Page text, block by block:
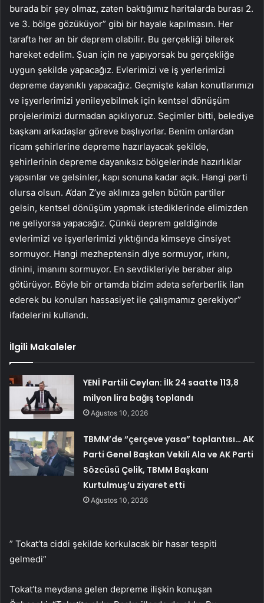
burada bir şey olmaz, zaten baktığımız haritalarda burası 2.
ve 3. bölge gözüküyor” gibi bir hayale kapılmasın. Her
tarafta her an bir deprem olabilir. Bu gerçekliği bilerek
hareket edelim. Şuan için ne yapıyorsak bu gerçekliğe
uygun şekilde yapacağız. Evlerimizi ve iş yerlerimizi
depreme dayanıklı yapacağız. Geçmişte kalan konutlarımızı
ve işyerlerimizi yenileyebilmek için kentsel dönüşüm
projelerimizi durmadan açıklıyoruz. Seçimler bitti, belediye
başkanı arkadaşlar göreve başlıyorlar. Benim onlardan
ricam şehirlerine depreme hazırlayacak şekilde,
şehirlerinin depreme dayanıksız bölgelerinde hazırlıklar
yapsınlar ve gelsinler, kapı sonuna kadar açık. Hangi parti
olursa olsun. A’dan Z’ye aklınıza gelen bütün partiler
gelsin, kentsel dönüşüm yapmak istediklerinde elimizden
ne geliyorsa yapacağız. Çünkü deprem geldiğinde
evlerimizi ve işyerlerimizi yıktığında kimseye cinsiyet
sormuyor. Hangi mezheptensin diye sormuyor, ırkını,
dinini, imanını sormuyor. En sevdikleriyle beraber alıp
götürüyor. Böyle bir ortamda bizim adeta seferberlik ilan
ederek bu konuları hassasiyet ile çalışmamız gerekiyor”
ifadelerini kullandı.
İlgili Makaleler
YENİ Partili Ceylan: İlk 24 saatte 113,8
milyon lira bağış toplandı
Ağustos 10, 2026
TBMM’de “çerçeve yasa” toplantısı… AK
Parti Genel Başkan Vekili Ala ve AK Parti
Sözcüsü Çelik, TBMM Başkanı
Kurtulmuş’u ziyaret etti
Ağustos 10, 2026
” Tokat’ta ciddi şekilde korkulacak bir hasar tespiti
gelmedi”
Tokat’ta meydana gelen depreme ilişkin konuşan